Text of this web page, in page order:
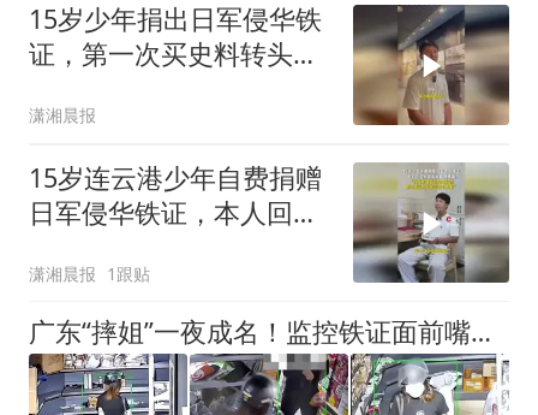
15岁少年捐出日军侵华铁
证，第一次买史料转头捐
在家门口看到
潇湘晨报
15岁连云港少年自费捐赠
日军侵华铁证，本人回应
潇湘晨报 1跟贴
广东“摔姐”一夜成名！监控铁证面前嘴硬秒怂，评论区已炸锅！